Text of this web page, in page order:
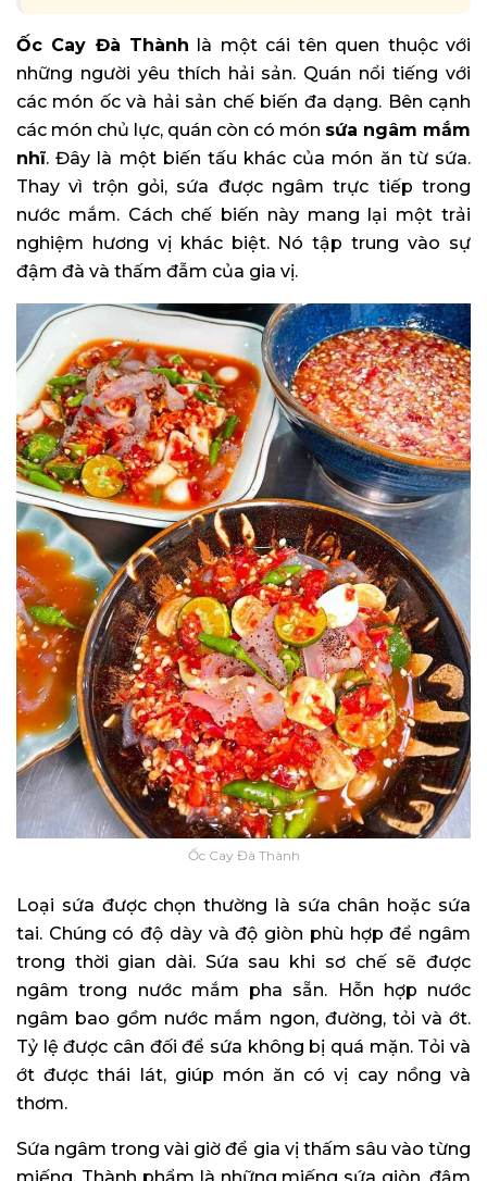
Ốc Cay Đà Thành là một cái tên quen thuộc với
những người yêu thích hải sản. Quán nổi tiếng với
các món ốc và hải sản chế biến đa dạng. Bên cạnh
các món chủ lực, quán còn có món sứa ngâm mắm
nhĩ. Đây là một biến tấu khác của món ăn từ sứa.
Thay vì trộn gỏi, sứa được ngâm trực tiếp trong
nước mắm. Cách chế biến này mang lại một trải
nghiệm hương vị khác biệt. Nó tập trung vào sự
đậm đà và thấm đẫm của gia vị.
Ốc Cay Đà Thành
Loại sứa được chọn thường là sứa chân hoặc sứa
tai. Chúng có độ dày và độ giòn phù hợp để ngâm
trong thời gian dài. Sứa sau khi sơ chế sẽ được
ngâm trong nước mắm pha sẵn. Hỗn hợp nước
ngâm bao gồm nước mắm ngon, đường, tỏi và ớt.
Tỷ lệ được cân đối để sứa không bị quá mặn. Tỏi và
ớt được thái lát, giúp món ăn có vị cay nồng và
thơm.
Sứa ngâm trong vài giờ để gia vị thấm sâu vào từng